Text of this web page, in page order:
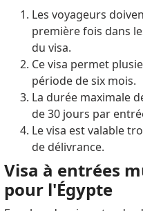
Les voyageurs
première fois dans
du visa.
Ce visa permet
période de six mois.
La durée maximale
de 30 jours par
Le visa est valable
de délivrance.
Visa à entrées
pour l'Égypte